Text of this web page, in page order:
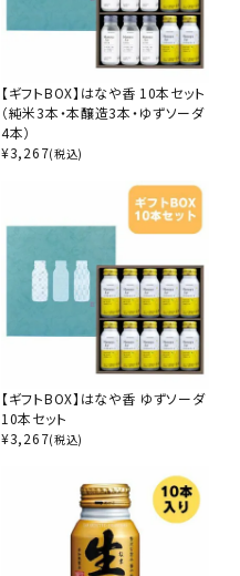
【ギフトBOX】はなや香 10本セット
（純米3本・本醸造3本・ゆずソーダ
4本）
¥3,267(税込)
【ギフトBOX】はなや香 ゆずソーダ
10本セット
¥3,267(税込)